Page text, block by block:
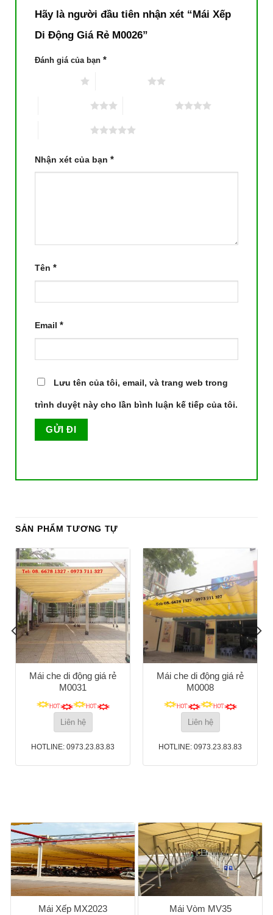
Hãy là người đầu tiên nhận xét “Mái Xếp
Di Động Giá Rẻ M0026”
Đánh giá của bạn *
Nhận xét của bạn *
Tên *
Email *
Lưu tên của tôi, email, và trang web trong
trình duyệt này cho lần bình luận kế tiếp của tôi.
SẢN PHẨM TƯƠNG TỰ
Mái che di động giá rẻ
M0031
Liên hệ
HOTLINE: 0973.23.83.83
Mái che di động giá rẻ
M0008
Liên hệ
HOTLINE: 0973.23.83.83
Mái Xếp MX2023 Mái Vòm MV35